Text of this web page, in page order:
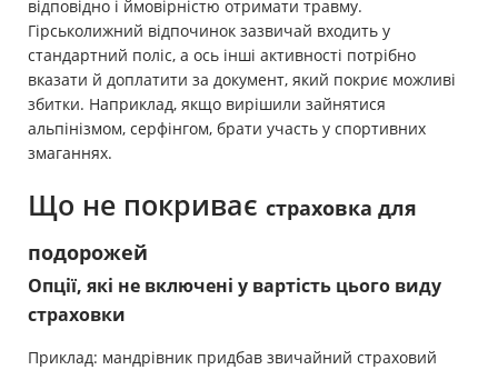
відповідно і ймовірністю отримати травму.
Гірськолижний відпочинок зазвичай входить у
стандартний поліс, а ось інші активності потрібно
вказати й доплатити за документ, який покриє можливі
збитки. Наприклад, якщо вирішили зайнятися
альпінізмом, серфінгом, брати участь у спортивних
змаганнях.
Що не покриває страховка для
подорожей
Опції, які не включені у вартість цього виду
страховки
Приклад: мандрівник придбав звичайний страховий